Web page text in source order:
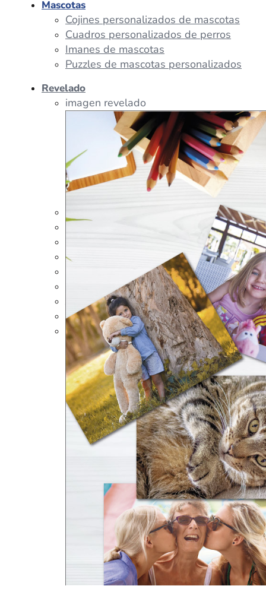
Tazas Personalizadas
Peluches Personalizados
Portalápices Personalizados
Puzles Personalizados
Juegos de Mesa
Alfombrillas Personalizadas
Lámparas LED
Mascotas
Cojines personalizados de mascotas
Cuadros personalizados de perros
Imanes de mascotas
Puzzles de mascotas personalizados
Revelado
imagen revelado